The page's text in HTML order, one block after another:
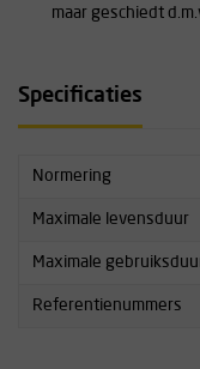
maar geschiedt
Specificaties
Normering
Maximale levensduur
Maximale
Referentienummers